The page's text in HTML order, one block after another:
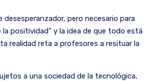
desesperanzador, pero necesario para
la positividad” y la idea de que todo está
realidad reta a profesores a resituar la
a una sociedad de la tecnológica,